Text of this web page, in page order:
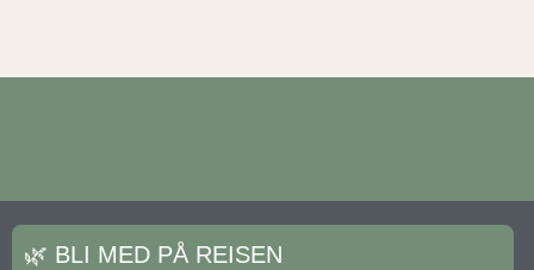
🌿 BLI MED PÅ REISEN